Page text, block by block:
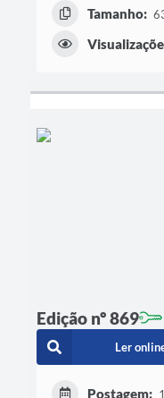
Tamanho:
Edição nº 869
Ler
Postagem: